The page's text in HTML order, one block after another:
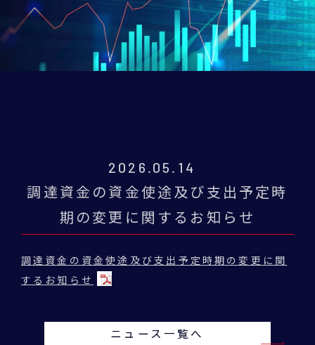
2026.05.14
調達資金の資金使途及び支出予定時
期の変更に関するお知らせ
調達資金の資金使途及び支出予定時期の変更に関
するお知らせ
ニュース一覧へ